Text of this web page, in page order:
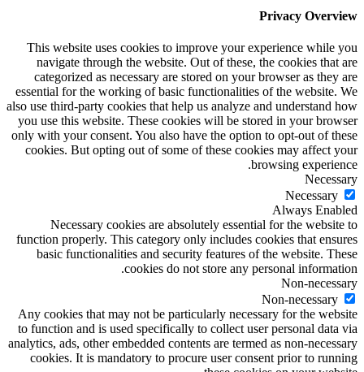
Privacy Overview
This website uses cookies to improve your experience while you
navigate through the website. Out of these, the cookies that are
categorized as necessary are stored on your browser as they are
essential for the working of basic functionalities of the website. We
also use third-party cookies that help us analyze and understand how
you use this website. These cookies will be stored in your browser
only with your consent. You also have the option to opt-out of these
cookies. But opting out of some of these cookies may affect your
browsing experience.
Necessary
Necessary
Always Enabled
Necessary cookies are absolutely essential for the website to
function properly. This category only includes cookies that ensures
basic functionalities and security features of the website. These
cookies do not store any personal information.
Non-necessary
Non-necessary
Any cookies that may not be particularly necessary for the website
to function and is used specifically to collect user personal data via
analytics, ads, other embedded contents are termed as non-necessary
cookies. It is mandatory to procure user consent prior to running